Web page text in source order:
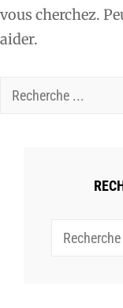
vous cherchez.
aider.
Recherche
Recherche